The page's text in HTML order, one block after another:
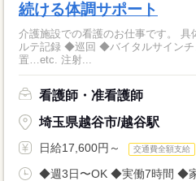
続ける体調サポート
介護施設での看護のお仕事です。 具体的には… ◆内服薬の管理 ◆カ
ルテ記録 ◆巡回 ◆バイタルサイン
置…etc. 注射...
看護師・准看護師
埼玉県越谷市/越谷駅
日給17,600円～ 交通費全額支給
◆週3日〜OK ◆実働7時間 ◆家